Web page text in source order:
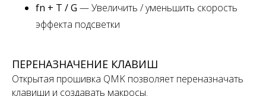
fn + T / G — Увеличить / уменьшить скорость
эффекта подсветки
ПЕРЕНАЗНАЧЕНИЕ КЛАВИШ
Открытая прошивка QMK позволяет переназначать
клавиши и создавать макросы.